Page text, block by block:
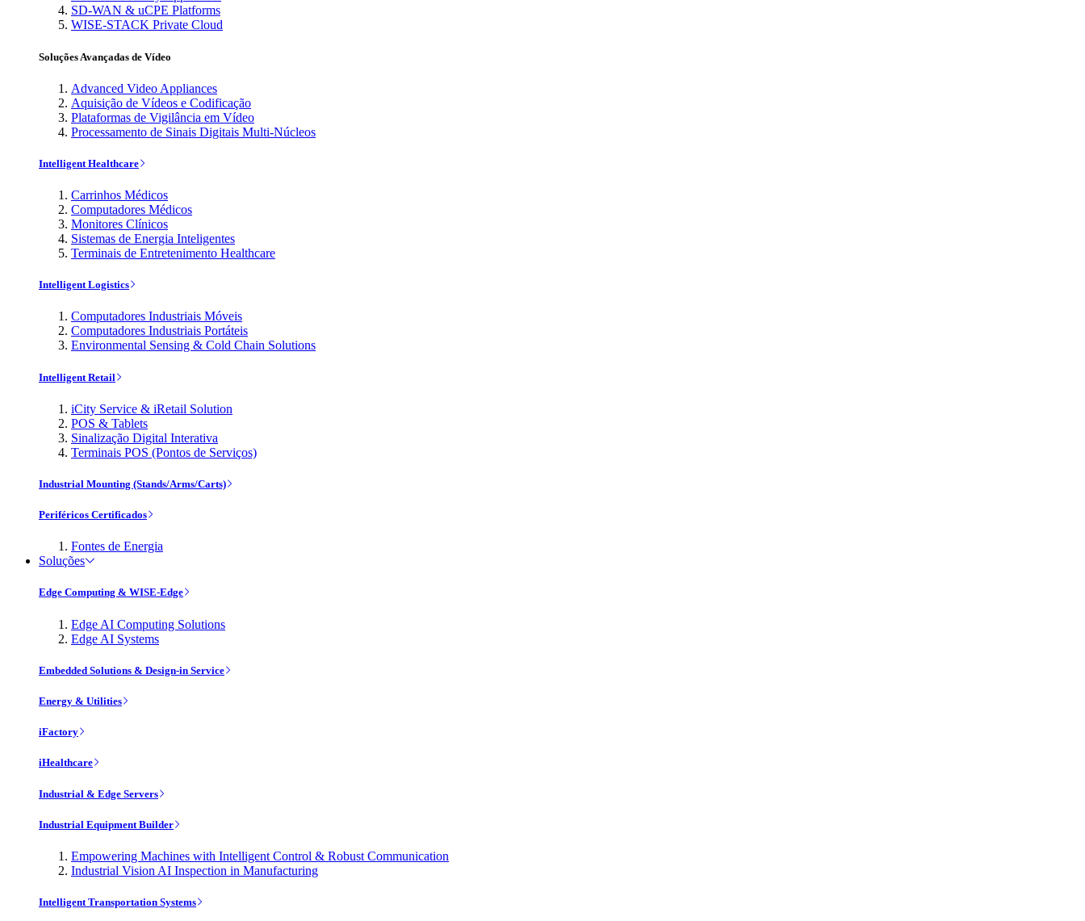
SD-WAN & uCPE Platforms
WISE-STACK Private Cloud
Soluções Avançadas de Vídeo
Advanced Video Appliances
Aquisição de Vídeos e Codificação
Plataformas de Vigilância em Vídeo
Processamento de Sinais Digitais Multi-Núcleos
Intelligent Healthcare
Carrinhos Médicos
Computadores Médicos
Monitores Clínicos
Sistemas de Energia Inteligentes
Terminais de Entretenimento Healthcare
Intelligent Logistics
Computadores Industriais Móveis
Computadores Industriais Portáteis
Environmental Sensing & Cold Chain Solutions
Intelligent Retail
iCity Service & iRetail Solution
POS & Tablets
Sinalização Digital Interativa
Terminais POS (Pontos de Serviços)
Industrial Mounting (Stands/Arms/Carts)
Periféricos Certificados
Fontes de Energia
Soluções
Edge Computing & WISE-Edge
Edge AI Computing Solutions
Edge AI Systems
Embedded Solutions & Design-in Service
Energy & Utilities
iFactory
iHealthcare
Industrial & Edge Servers
Industrial Equipment Builder
Empowering Machines with Intelligent Control & Robust Communication
Industrial Vision AI Inspection in Manufacturing
Intelligent Transportation Systems